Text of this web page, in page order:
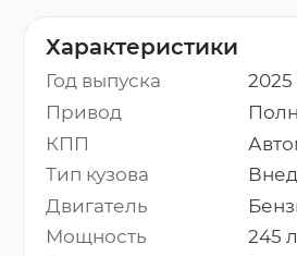
Характеристики
Год выпуска
2025
Привод
КПП
Тип кузова
Двигатель
Мощность
245